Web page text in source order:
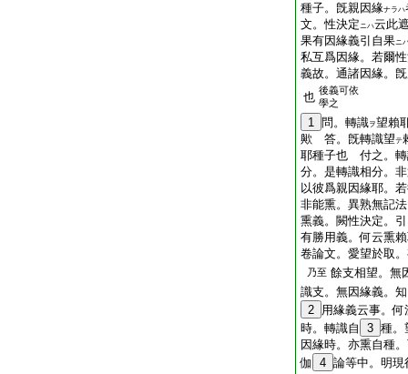
種子。旣親因緣ナラハ
文。性決定ニハ云此
果有因緣義引自果ニ
私互爲因緣。若爾
義故。通諸因緣。
也 後義可依
學之
1 問。轉識ヲ望賴
歟 答。旣轉識望テ
耶種子也 付之。轉
分。是轉識相分。
以彼爲親因緣耶。
非能熏。異熟無記
熏義。闕性決定。
有勝用義。何云熏
卷論文。愛望於取
乃至 餘支相望。無
識支。無因緣義。
2 用緣義云事。何
時。轉識自
3 種。
因緣時。亦熏自種
伽
4 論等中。明現